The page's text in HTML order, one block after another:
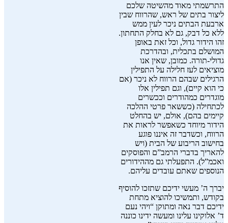
התרשמתי מאוד מהשיטה שלכם
ליצור בתים של ראש, שהרווח שבין
ארבעת הבתים ניכר לעין ממש
ללא כל דבק, גם לא בחלק התחתון.
זהו הידור גדול, וכל זאת באופן
המושלם בתכלית, ובהדרכת
גדולי-תורה. כמובן, שאין אנו
מוציאים לעז חלילה על התפילין
הרגילים שבהם הרווח לא ניכר (אם
כי הוא קיים), וגם תפילין אלו
מוגדרים כמהודרים וככשרים
לכתחילה (כששאר פרטי ההלכה
קיימים בהם), אולם, יש בהחלט
הידור מיוחד כשאפשר לראות את
הרווח, וכשדבר זה איננו פוגע
בחישוב הריבוע של הבית (ויש
להאריך בדברי הרמב”ם והפוסקים
ואכמ”ל). התפעלתי גם מההידורים
הנוספים שאתם עובדים עליהם.
יברך ה’ מעשי ידיכם שתזכו להוסיף
בקודש, ותמשיכו להוציא מתחת
ידיכם דבר נאה ומתוקן “ויהי נעם
ד’ אלוקינו עלינו ומעשה ידינו כוננה